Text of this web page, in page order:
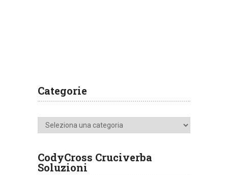
Categorie
Categorie
CodyCross Cruciverba
Soluzioni